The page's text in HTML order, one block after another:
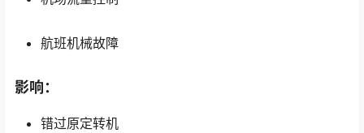
航班机械故障
影响：
错过原定转机